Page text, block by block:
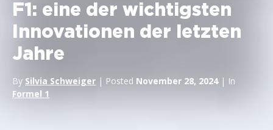
F1: eine der wichtigsten
Innovationen der letzten
Jahre
By Silvia Schweiger | Posted November 28, 2024| In
Formel 1